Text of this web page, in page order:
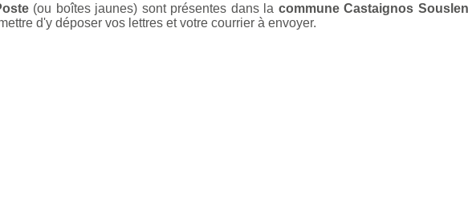
(ou boîtes jaunes) sont présentes dans la commune Castaignos
d'y déposer vos lettres et votre courrier à envoyer.